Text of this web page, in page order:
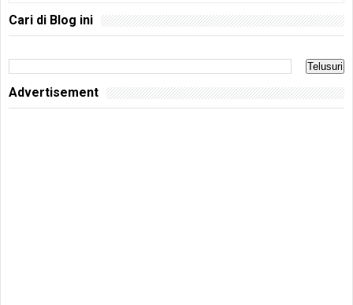
Cari di Blog ini
Advertisement